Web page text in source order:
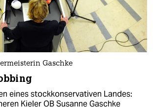
Gaschke
eines stockkonservativen Landes:
Kieler OB Susanne Gaschke